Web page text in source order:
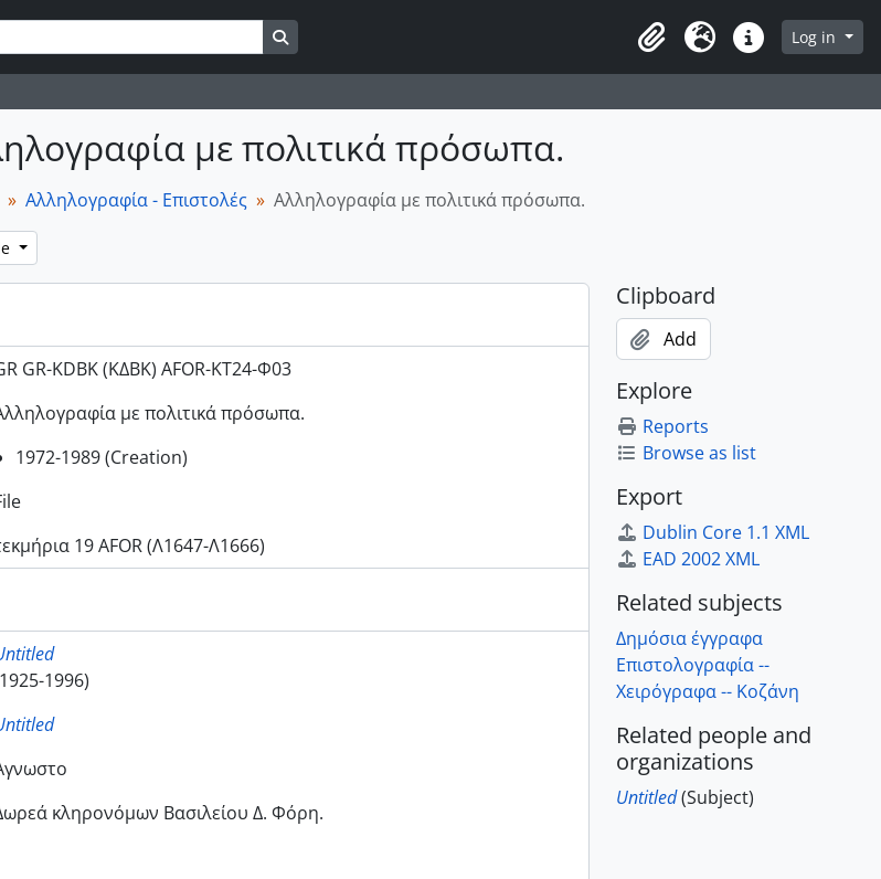
ClipboardLanguageQuick linksLog in
με πολιτικά πρόσωπα.
Αλληλογραφία - Επιστολές Αλληλογραφία με πολιτικά πρόσωπα.
GR-KDBK (ΚΔΒΚ) AFOR-ΚΤ24-Φ03
με πολιτικά πρόσωπα.
1972-1989 (Creation)
19 AFOR (Λ1647-Λ1666)
1996)
κληρονόμων Βασιλείου Δ. Φόρη.
Clipboard
Add
Explore
Reports
Browse as list
Export
Dublin Core 1.1 XML
EAD 2002 XML
Related subjects
Δημόσια έγγραφα
Επιστολογραφία --
Χειρόγραφα -- Κοζάνη
Related people and
organizations
Untitled(Subject)